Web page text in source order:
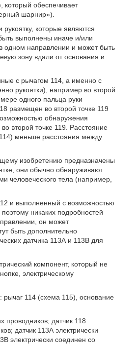
который обеспечивает
шарнир»).
которые являются
выполнены иначе и/или
одном направлении и может быть
зону вдали от основания и
с рычагом 114, а именно с
рукоятки), например во второй
одного пальца руки
размещен во второй точке 119
обнаружения
второй точке 119. Расстояние
меньше расстояния между
изобретению предназначены
они обычно обнаруживают
человеческого тела (например,
и выполненный с возможностью
никаких подробностей
он может
быть дополнительно
датчика 113А и 113В для
компонент, который не
электрическому
рычаг 114 (схема 115), основание
проводников; датчик 118
датчик 113А электрически
электрически соединен со